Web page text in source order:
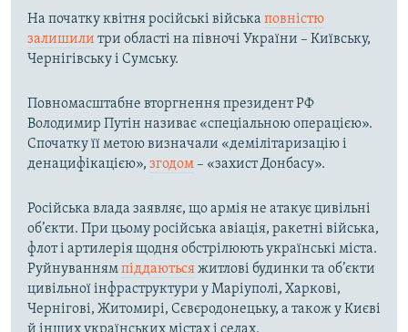
На початку квітня російські війська повністю
залишили три області на півночі України – Київську,
Чернігівську і Сумську.
Повномасштабне вторгнення президент РФ
Володимир Путін називає «спеціальною операцією».
Спочатку її метою визначали «демілітаризацію і
денацифікацією», згодом– «захист Донбасу».
Російська влада заявляє, що армія не атакує цивільні
об’єкти. При цьому російська авіація, ракетні війська,
флот і артилерія щодня обстрілюють українські міста.
Руйнуваннямпіддаютьсяжитлові будинки та об’єкти
цивільної інфраструктури у Маріуполі, Харкові,
Чернігові, Житомирі, Сєвєродонецьку, а також у Києві